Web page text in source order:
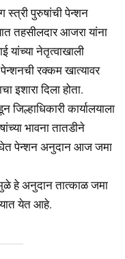
स्त्री पुरुषांची पेन्शन
तहसीलदार आजरा यांना
यांच्या नेतृत्वाखाली
रक्कम खात्यावर
इशारा दिला होता.
कार्यालयाला
भावना तातडीने
घेत पेन्शन अनुदान आज जमा
हे अनुदान तात्काळ जमा
येत आहे.